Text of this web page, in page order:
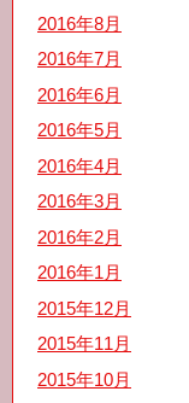
2016年8月
2016年7月
2016年6月
2016年5月
2016年4月
2016年3月
2016年2月
2016年1月
2015年12月
2015年11月
2015年10月